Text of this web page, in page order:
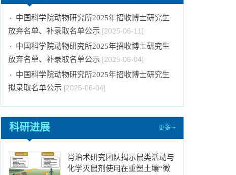
放弃名单、补录取名单公示
[2025-06-11]
放弃名单、补录取名单公示
[2025-06-04]
拟录取名单公示 [2025-06-04]
营活动招募计划[2025-05-28]
中国科学院动物研究所2025年招收港澳台硕士
研究生拟录取结果公示[2025-05-23]
中国科学院动物研究所2024年第二批报废固定
资产处置项目成交结果公告[2025-04-15]
科研进展 更多 +
肖治术研究团队揭示鼠类活动与
化学灭鼠剂使用在重塑土壤“微